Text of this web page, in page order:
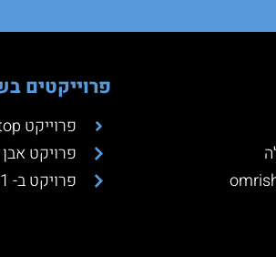
פרוייקטים
פרוייקט nexstop
פרויקט
פרויקט ב- C1